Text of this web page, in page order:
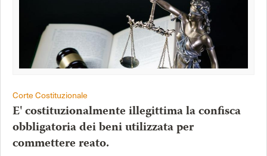
Corte Costituzionale
E' costituzionalmente illegittima la confisca
obbligatoria dei beni utilizzata per
commettere reato.